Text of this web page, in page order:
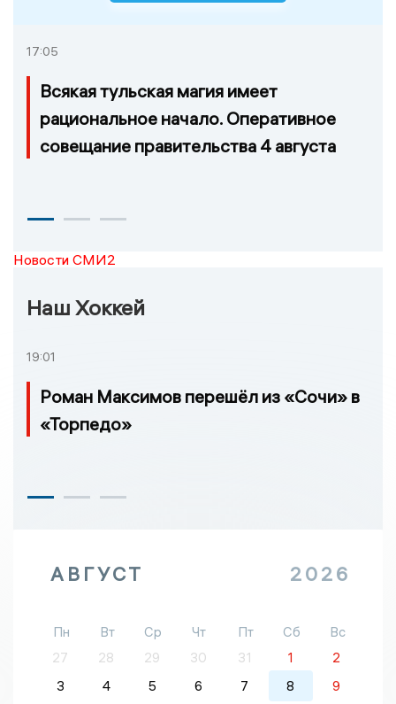
17:05
Всякая тульская магия имеет
рациональное начало. Оперативное
совещание правительства 4 августа
Новости СМИ2
Наш Хоккей
19:01
Роман Максимов перешёл из «Сочи» в
«Торпедо»
АВГУСТ 2026
Пн Вт Ср Чт Пт Сб
Вс
27
28 29 30 31 1
2
3
4 5 6 7 8
9